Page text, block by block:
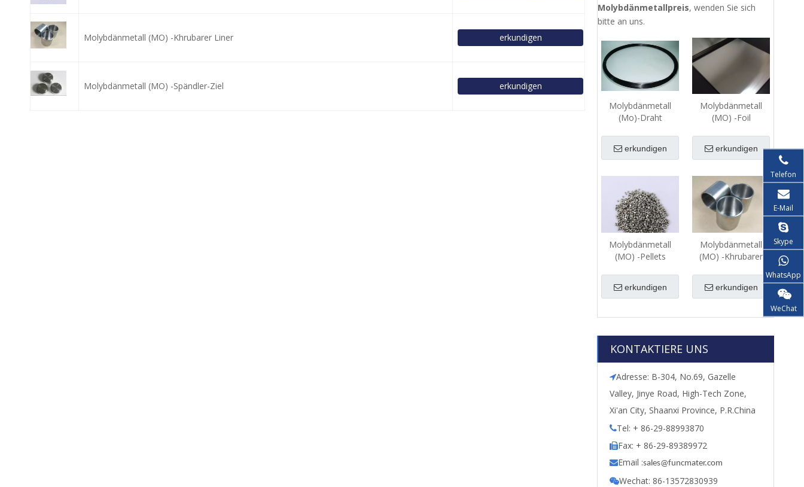
Molybdänmetall (MO) -Khrubarer Liner erkundigen
Molybdänmetall (MO) -Spändler-Ziel erkundigen
Molybdänmetallpreis, wenden Sie sich
bitte an uns.
Molybdänmetall
(Mo)-Draht
erkundigen
Molybdänmetall
(MO) -Foil
erkundigen
Molybdänmetall
(MO) -Pellets
erkundigen
Molybdänmetall
(MO) -Khrubarer
erkundigen
KONTAKTIERE UNS
Adresse: B-304, No.69, Gazelle
Valley, Jinye Road, High-Tech Zone,
Xi'an City, Shaanxi Province, P.R.China
Tel: + 86-29-88993870
Fax: + 86-29-89389972
Email :sales@funcmater.com
Wechat: 86-13572830939
Telefon
E-Mail
Skype
WhatsApp
WeChat